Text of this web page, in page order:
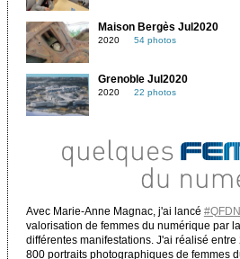
Maison Bergès Jul2020
2020 54 photos
Grenoble Jul2020
2020 22 photos
Avec Marie-Anne Magnac, j'ai lancé #QFDN
valorisation de femmes du numérique par
différentes manifestations. J'ai réalisé entre
800 portraits photographiques de femmes